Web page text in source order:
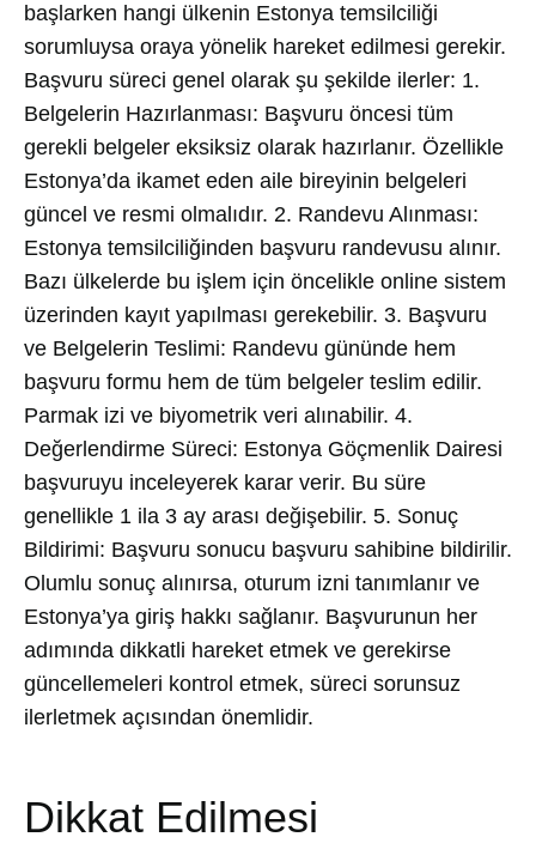
başlarken hangi ülkenin Estonya temsilciliği
sorumluysa oraya yönelik hareket edilmesi gerekir.
Başvuru süreci genel olarak şu şekilde ilerler: 1.
Belgelerin Hazırlanması: Başvuru öncesi tüm
gerekli belgeler eksiksiz olarak hazırlanır. Özellikle
Estonya’da ikamet eden aile bireyinin belgeleri
güncel ve resmi olmalıdır. 2. Randevu Alınması:
Estonya temsilciliğinden başvuru randevusu alınır.
Bazı ülkelerde bu işlem için öncelikle online sistem
üzerinden kayıt yapılması gerekebilir. 3. Başvuru
ve Belgelerin Teslimi: Randevu gününde hem
başvuru formu hem de tüm belgeler teslim edilir.
Parmak izi ve biyometrik veri alınabilir. 4.
Değerlendirme Süreci: Estonya Göçmenlik Dairesi
başvuruyu inceleyerek karar verir. Bu süre
genellikle 1 ila 3 ay arası değişebilir. 5. Sonuç
Bildirimi: Başvuru sonucu başvuru sahibine bildirilir.
Olumlu sonuç alınırsa, oturum izni tanımlanır ve
Estonya’ya giriş hakkı sağlanır. Başvurunun her
adımında dikkatli hareket etmek ve gerekirse
güncellemeleri kontrol etmek, süreci sorunsuz
ilerletmek açısından önemlidir.
Dikkat Edilmesi